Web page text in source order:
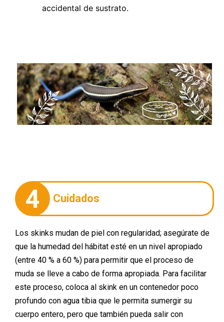
accidental de sustrato.
4 Cuidados
Los skinks mudan de piel con regularidad; asegúrate de
que la humedad del hábitat esté en un nivel apropiado
(entre 40 % a 60 %) para permitir que el proceso de
muda se lleve a cabo de forma apropiada. Para facilitar
este proceso, coloca al skink en un contenedor poco
profundo con agua tibia que le permita sumergir su
cuerpo entero, pero que también pueda salir con